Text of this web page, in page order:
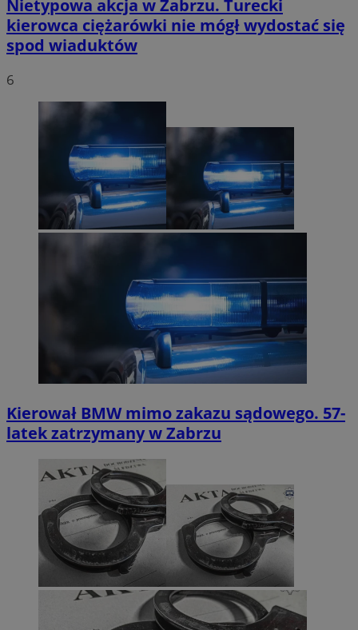
Nietypowa akcja w Zabrzu. Turecki
kierowca ciężarówki nie mógł wydostać się
spod wiaduktów
6
Kierował BMW mimo zakazu sądowego. 57-
latek zatrzymany w Zabrzu